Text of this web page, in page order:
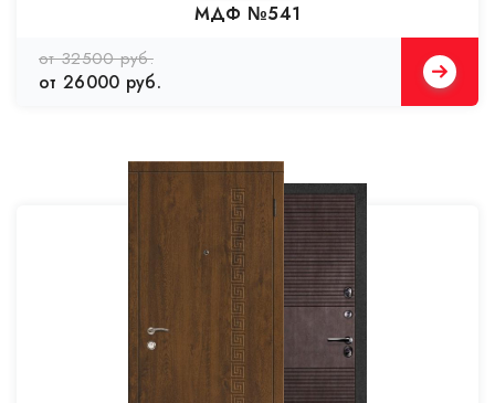
МДФ №541
от 32500 руб.
от 26000 руб.